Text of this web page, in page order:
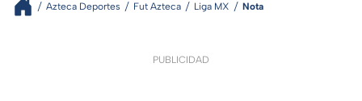
Azteca Deportes Fut Azteca Liga MX Nota
PUBLICIDAD